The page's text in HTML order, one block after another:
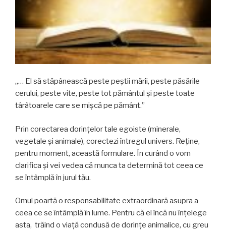
„… El să stăpânească peste peştii mării, peste păsările
cerului, peste vite, peste tot pământul şi peste toate
târâtoarele care se mişcă pe pământ.”
Prin corectarea dorințelor tale egoiste (minerale,
vegetale și animale), corectezi întregul univers. Reține,
pentru moment, această formulare. În curând o vom
clarifica și vei vedea că munca ta determină tot ceea ce
se întâmplă în jurul tău.
Omul poartă o responsabilitate extraordinară asupra a
ceea ce se întâmplă în lume. Pentru că el încă nu înțelege
asta, trăind o viață condusă de dorințe animalice, cu greu